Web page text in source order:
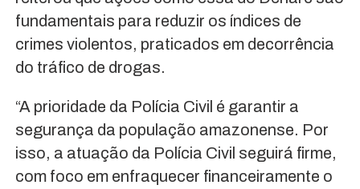
fundamentais para reduzir os índices de
crimes violentos, praticados em decorrência
do tráfico de drogas.
“A prioridade da Polícia Civil é garantir a
segurança da população amazonense. Por
isso, a atuação da Polícia Civil seguirá firme,
com foco em enfraquecer financeiramente o